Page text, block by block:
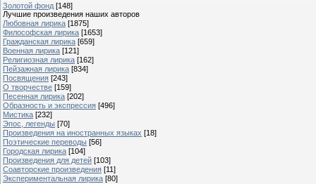
Золотой фонд [148]
Лучшие произведения наших авторов
Любовная лирика [1875]
Философская лирика [1653]
Гражданская лирика [659]
Военная лирика [121]
Религиозная лирика [162]
Пейзажная лирика [834]
Посвящения [243]
О творчестве [159]
Песенная лирика [202]
Образность и экспрессия [496]
Мистика [232]
Эпос, легенды [70]
Произведения на иностранных языках [18]
Поэтические переводы [56]
Городская лирика [104]
Произведения для детей [103]
Соавторские произведения [11]
Экспериментальная лирика [80]